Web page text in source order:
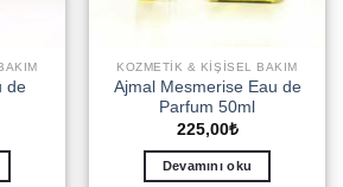
de
KOZMETIK & KIŞISEL BAKIM
Ajmal Mesmerise Eau de
Parfum 50ml
225,00₺
Devamını oku